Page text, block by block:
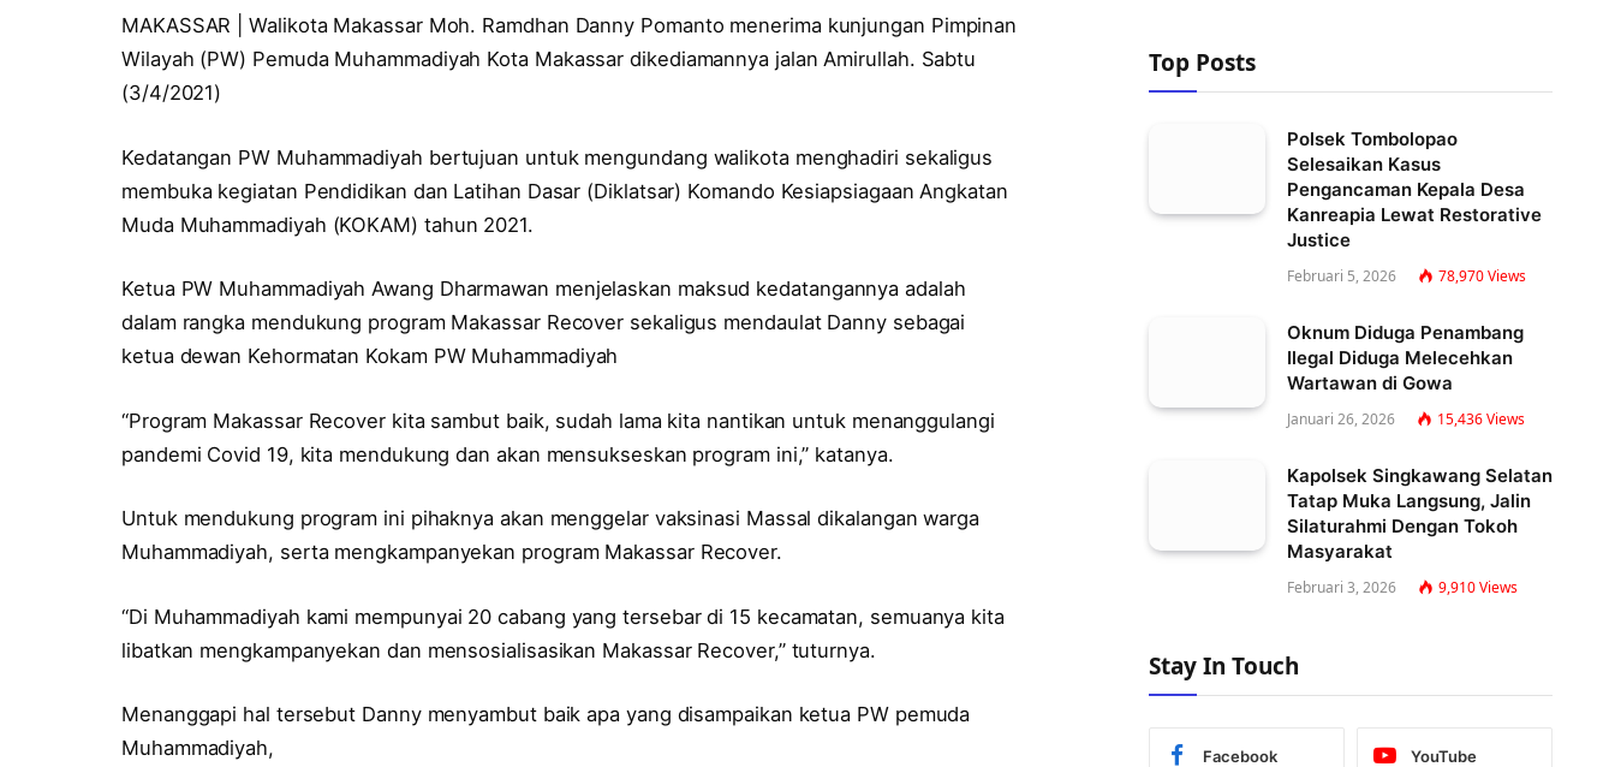
MAKASSAR | Walikota Makassar Moh. Ramdhan Danny Pomanto menerima kunjungan Pimpinan
Wilayah (PW) Pemuda Muhammadiyah Kota Makassar dikediamannya jalan Amirullah. Sabtu
(3/4/2021)
Kedatangan PW Muhammadiyah bertujuan untuk mengundang walikota menghadiri sekaligus
membuka kegiatan Pendidikan dan Latihan Dasar (Diklatsar) Komando Kesiapsiagaan Angkatan
Muda Muhammadiyah (KOKAM) tahun 2021.
Ketua PW Muhammadiyah Awang Dharmawan menjelaskan maksud kedatangannya adalah
dalam rangka mendukung program Makassar Recover sekaligus mendaulat Danny sebagai
ketua dewan Kehormatan Kokam PW Muhammadiyah
“Program Makassar Recover kita sambut baik, sudah lama kita nantikan untuk menanggulangi
pandemi Covid 19, kita mendukung dan akan mensukseskan program ini,” katanya.
Untuk mendukung program ini pihaknya akan menggelar vaksinasi Massal dikalangan warga
Muhammadiyah, serta mengkampanyekan program Makassar Recover.
“Di Muhammadiyah kami mempunyai 20 cabang yang tersebar di 15 kecamatan, semuanya kita
libatkan mengkampanyekan dan mensosialisasikan Makassar Recover,” tuturnya.
Menanggapi hal tersebut Danny menyambut baik apa yang disampaikan ketua PW pemuda
Muhammadiyah,
Top Posts
Polsek Tombolopao
Selesaikan Kasus
Pengancaman Kepala Desa
Kanreapia Lewat Restorative
Justice
Februari 5, 2026 78,970Views
Oknum Diduga Penambang
Ilegal Diduga Melecehkan
Wartawan di Gowa
Januari 26, 2026 15,436Views
Kapolsek Singkawang Selatan
Tatap Muka Langsung, Jalin
Silaturahmi Dengan Tokoh
Masyarakat
Februari 3, 2026 9,910Views
Stay In Touch
Facebook YouTube